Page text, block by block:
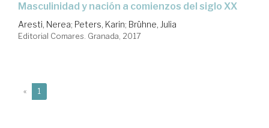
masculinidad y nación a comienzos del siglo XX
Aresti, Nerea; Peters, Karin; Brühne, Julia
Editorial Comares. Granada, 2017
« 1